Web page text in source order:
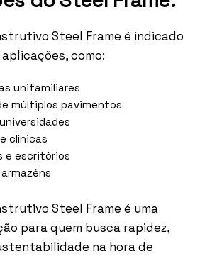
Steel Frame é indicado
como:
unifamiliares
múltiplos pavimentos
clínicas
e escritórios
Steel Frame é uma
para quem busca rapidez,
na hora de